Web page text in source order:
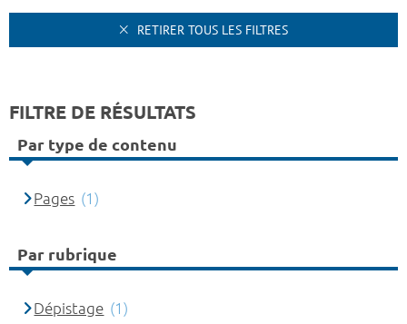
RETIRER TOUS LES FILTRES
FILTRE DE RÉSULTATS
Par type de contenu
Pages (1)
Par rubrique
Dépistage (1)